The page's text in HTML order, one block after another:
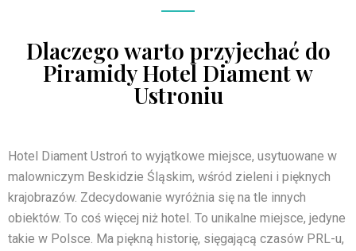
Dlaczego warto przyjechać do
Piramidy Hotel Diament w
Ustroniu
Hotel Diament Ustroń to wyjątkowe miejsce, usytuowane w
malowniczym Beskidzie Śląskim, wśród zieleni i pięknych
krajobrazów. Zdecydowanie wyróżnia się na tle innych
obiektów. To coś więcej niż hotel. To unikalne miejsce, jedyne
takie w Polsce. Ma piękną historię, sięgającą czasów PRL-u,